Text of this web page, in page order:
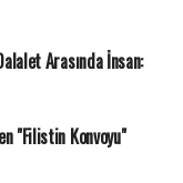
Arasında İnsan:
"Filistin Konvoyu"